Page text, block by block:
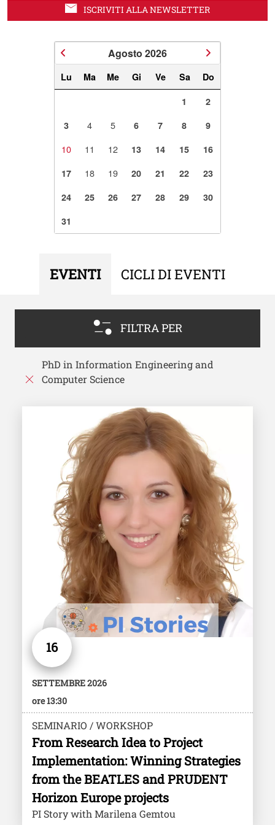
ISCRIVITI ALLA NEWSLETTER
Agosto 2026
Lu Ma Me Gi Ve Sa Do
1
2
3
4 5 6 7 8 9
10 11 12 13 14 15
16
17
18 19 20 21 22
23
24
25 26 27 28 29
30
31
EVENTI CICLI DI EVENTI
FILTRA PER
PhD in Information Engineering and
Computer Science
16
SETTEMBRE 2026
ore 13:30
SEMINARIO / WORKSHOP
From Research Idea to Project
Implementation: Winning Strategies
from the BEATLES and PRUDENT
Horizon Europe projects
PI Story with Marilena Gemtou